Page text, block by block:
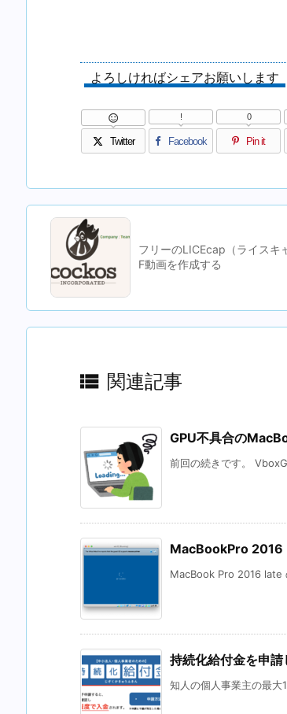
よろしければシェアお願いします
Twitter

Facebook
!
Pin it
0
フリーのLICEcap（ライスキ
F動画を作成する
 関連記事
GPU不具合の
前回の続きです。
MacBookPro 2016
MacBook Pro 2016 late
持続化給付金を申請
知人の個人事業主の最